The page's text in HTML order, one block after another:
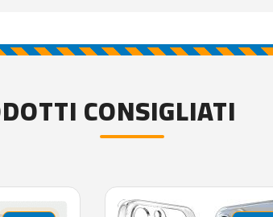
CONSIGLIATI